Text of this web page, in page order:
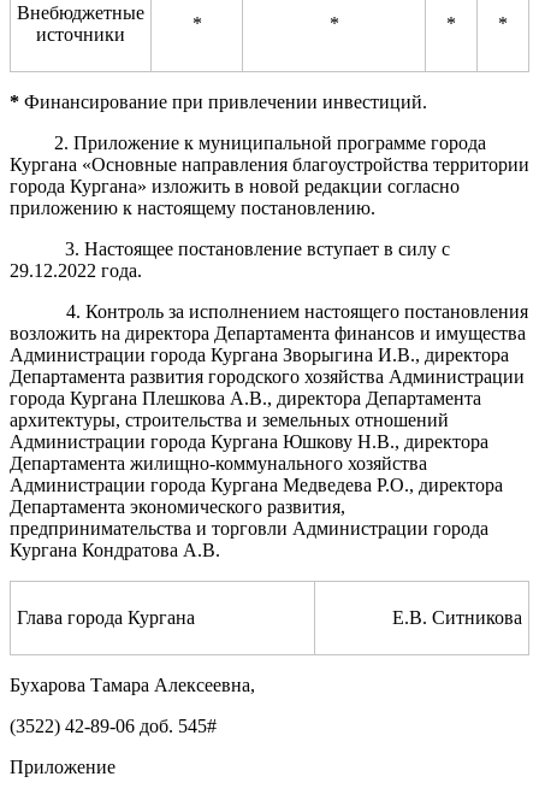
Внебюджетные
источники
* * * *
* Финансирование при привлечении инвестиций.
2. Приложение к муниципальной программе города
Кургана «Основные направления благоустройства территории
города Кургана» изложить в новой редакции согласно
приложению к настоящему постановлению.
3. Настоящее постановление вступает в силу с
29.12.2022 года.
4. Контроль за исполнением настоящего постановления
возложить на директора Департамента финансов и имущества
Администрации города Кургана Зворыгина И.В., директора
Департамента развития городского хозяйства Администрации
города Кургана Плешкова А.В., директора Департамента
архитектуры, строительства и земельных отношений
Администрации города Кургана Юшкову Н.В., директора
Департамента жилищно-коммунального хозяйства
Администрации города Кургана Медведева Р.О., директора
Департамента экономического развития,
предпринимательства и торговли Администрации города
Кургана Кондратова А.В.
Глава города Кургана Е.В. Ситникова
Бухарова Тамара Алексеевна,
(3522) 42-89-06 доб. 545#
Приложение